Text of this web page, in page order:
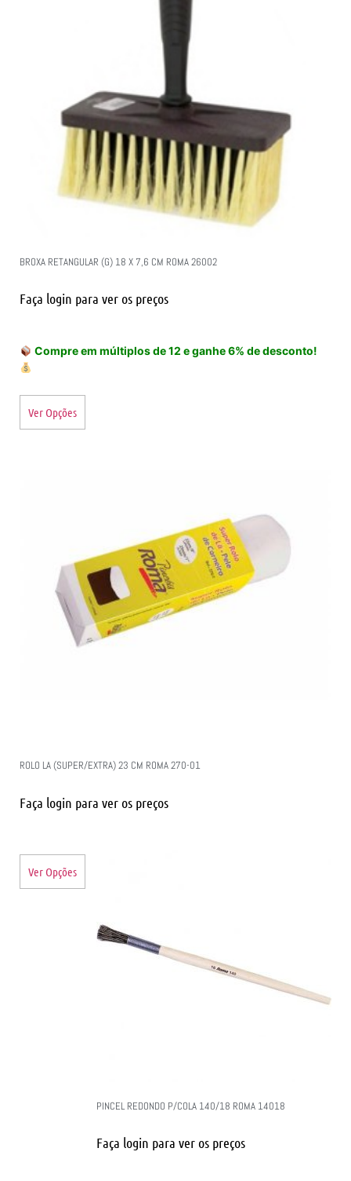
BROXA RETANGULAR (G) 18 X 7,6 CM ROMA 26002
Faça login para ver os preços
Compre em múltiplos de 12 e ganhe 6% de desconto!
Ver Opções
ROLO LA (SUPER/EXTRA) 23 CM ROMA 270-01
Faça login para ver os preços
Ver Opções
PINCEL REDONDO P/COLA 140/18 ROMA 14018
Faça login para ver os preços